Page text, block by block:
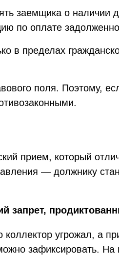
заемщика о наличии
по оплате
в пределах
поля. Поэтому,
прием, который
— должнику
запрет,
угрожал, а
зафиксировать. На